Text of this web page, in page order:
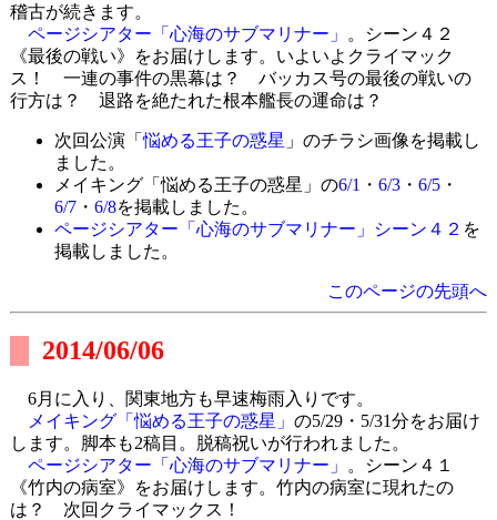
稽古が続きます。
ページシアター「心海のサブマリナー」
。シーン４２
《最後の戦い》をお届けします。いよいよクライマック
ス！ 一連の事件の黒幕は？ バッカス号の最後の戦いの
行方は？ 退路を絶たれた根本艦長の運命は？
次回公演「悩める王子の惑星 」のチラシ画像を掲載し
ました。
メイキング「悩める王子の惑星」の6/1 ・ 6/3・ 6/5・
6/7・ 6/8を掲載しました。
ページシアター「心海のサブマリナー」シーン４２ を
掲載しました。
このページの先頭へ
2014/06/06
6月に入り、関東地方も早速梅雨入りです。
メイキング「悩める王子の惑星」 の5/29・5/31分をお届け
します。脚本も2稿目。脱稿祝いが行われました。
ページシアター「心海のサブマリナー」
。シーン４１
《竹内の病室》をお届けします。竹内の病室に現れたの
は？ 次回クライマックス！